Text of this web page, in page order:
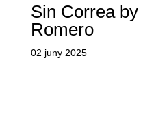
Sin Correa
Romero
02 juny 2025